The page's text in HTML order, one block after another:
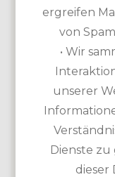
Golfplatz
Länge
HCP
Etikette:
Pitching
ergreifen
von
• Wir
unserer
Dienste
dieser